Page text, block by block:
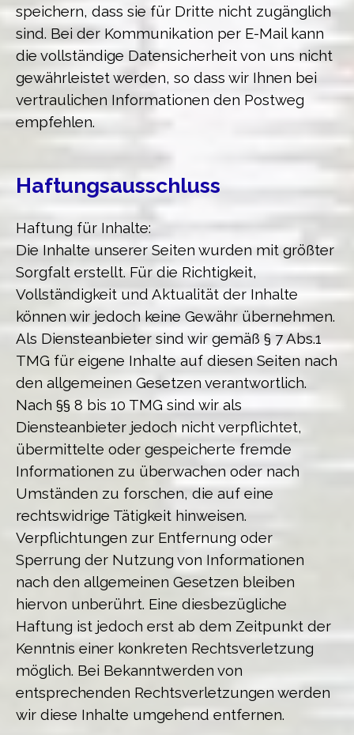
speichern, dass sie für Dritte nicht zugänglich
sind. Bei der Kommunikation per E-Mail kann
die vollständige Datensicherheit von uns nicht
gewährleistet werden, so dass wir Ihnen bei
vertraulichen Informationen den Postweg
empfehlen.
Haftungsausschluss
Haftung für Inhalte:
Die Inhalte unserer Seiten wurden mit größter
Sorgfalt erstellt. Für die Richtigkeit,
Vollständigkeit und Aktualität der Inhalte
können wir jedoch keine Gewähr übernehmen.
Als Diensteanbieter sind wir gemäß § 7 Abs.1
TMG für eigene Inhalte auf diesen Seiten nach
den allgemeinen Gesetzen verantwortlich.
Nach §§ 8 bis 10 TMG sind wir als
Diensteanbieter jedoch nicht verpflichtet,
übermittelte oder gespeicherte fremde
Informationen zu überwachen oder nach
Umständen zu forschen, die auf eine
rechtswidrige Tätigkeit hinweisen.
Verpflichtungen zur Entfernung oder
Sperrung der Nutzung von Informationen
nach den allgemeinen Gesetzen bleiben
hiervon unberührt. Eine diesbezügliche
Haftung ist jedoch erst ab dem Zeitpunkt der
Kenntnis einer konkreten Rechtsverletzung
möglich. Bei Bekanntwerden von
entsprechenden Rechtsverletzungen werden
wir diese Inhalte umgehend entfernen.